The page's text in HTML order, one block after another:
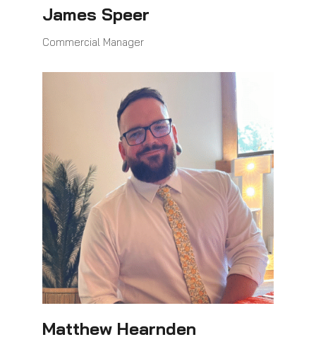
James Speer
Commercial Manager
Matthew Hearnden